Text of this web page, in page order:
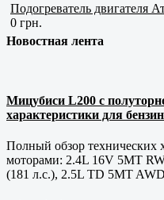
Подогреватель двигателя
0 грн.
Новостная лента
Мицубиси L200 с
характеристики для
Полный обзор технических
моторами: 2.4L 16V 5MT
(181 л.с.), 2.5L TD 5MT